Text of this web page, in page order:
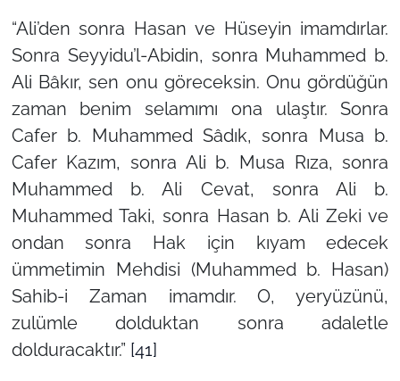
“Ali’den sonra Hasan ve Hüseyin imamdırlar.
Sonra Seyyidu’l-Abidin, sonra Muhammed b.
Ali Bâkır, sen onu göreceksin. Onu gördüğün
zaman benim selamımı ona ulaştır. Sonra
Cafer b. Muhammed Sâdık, sonra Musa b.
Cafer Kazım, sonra Ali b. Musa Rıza, sonra
Muhammed b. Ali Cevat, sonra Ali b.
Muhammed Taki, sonra Hasan b. Ali Zeki ve
ondan sonra Hak için kıyam edecek
ümmetimin Mehdisi (Muhammed b. Hasan)
Sahib-i Zaman imamdır. O, yeryüzünü,
zulümle dolduktan sonra adaletle
dolduracaktır.” [41]